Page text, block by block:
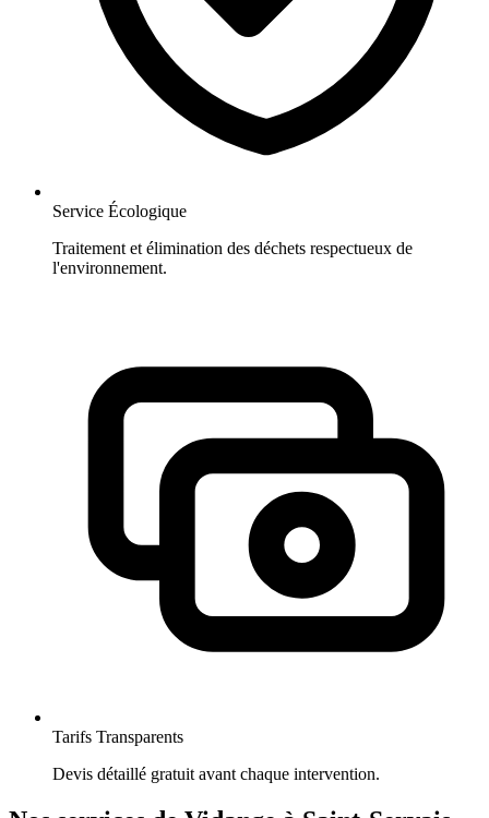
Service Écologique
Traitement et élimination des déchets respectueux de
l'environnement.
Tarifs Transparents
Devis détaillé gratuit avant chaque intervention.